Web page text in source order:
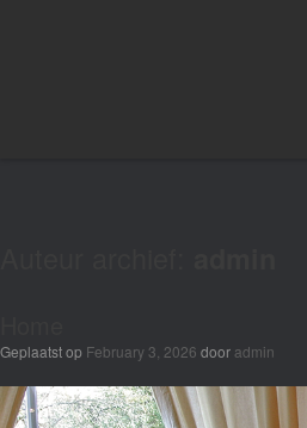
Geplaatst op February 3, 2026 door admin